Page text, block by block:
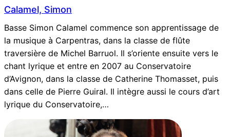
Calamel, Simon
Basse Simon Calamel commence son apprentissage de
la musique à Carpentras, dans la classe de flûte
traversière de Michel Barruol. Il s’oriente ensuite vers le
chant lyrique et entre en 2007 au Conservatoire
d’Avignon, dans la classe de Catherine Thomasset, puis
dans celle de Pierre Guiral. Il intègre aussi le cours d’art
lyrique du Conservatoire,…